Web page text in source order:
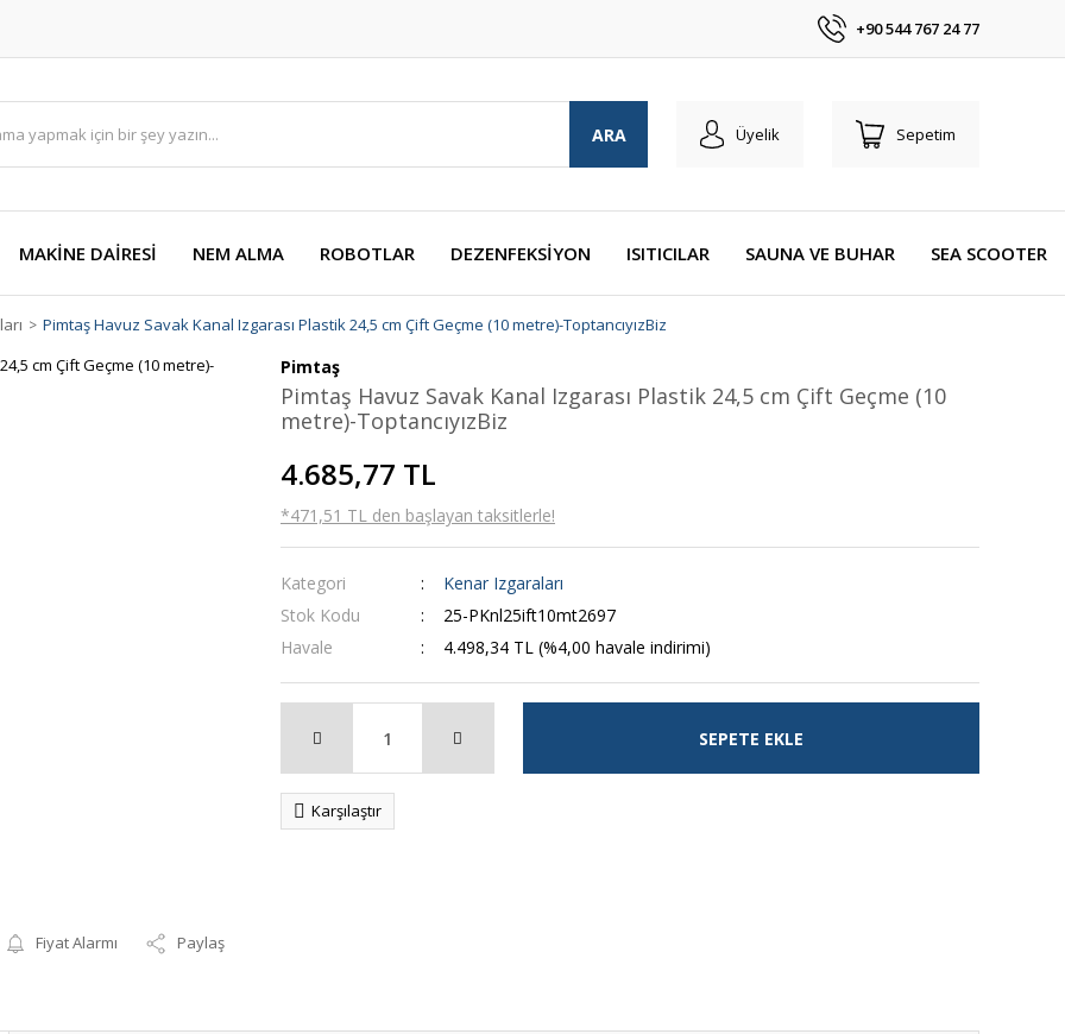
+90 544 767 24 77
ARA Üyelik Sepetim
MAKİNE DAİRESİ NEM ALMA ROBOTLAR DEZENFEKSİYON ISITICILAR SAUNA VE BUHAR SEA SCOOTER
Pimtaş Havuz Savak Kanal Izgarası Plastik 24,5 cm Çift Geçme (10 metre)-ToptancıyızBiz
Fiyat Alarmı Paylaş
Pimtaş
Pimtaş Havuz Savak Kanal Izgarası Plastik 24,5 cm Çift Geçme (10
metre)-ToptancıyızBiz
4.685,77 TL
*471,51 TL den başlayan taksitlerle!
Kategori
Kenar Izgaraları
Stok Kodu
25-PKnl25ift10mt2697
Havale
4.498,34 TL (%4,00 havale indirimi)
SEPETE EKLE
Karşılaştır